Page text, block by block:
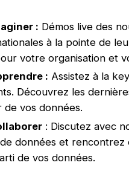
: Démos live des
à la pointe de
votre organisation et
: Assistez à la
Découvrez les
de vos données.
: Discutez avec
données et
de vos données.